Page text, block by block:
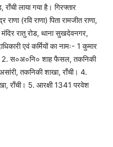
लाया गया है। गिरफ्तार
(रवि राणा) पिता रामजीत राणा,
रातु रोड, थाना सुखदेवनगर,
एवं कर्मियों का नामः- 1 कुमार
2. स०अ०नि० शाह फैसल, तकनिकी
तकनिकी शाखा, राँची। 4.
राँची। 5. आरक्षी 1341 परवेश